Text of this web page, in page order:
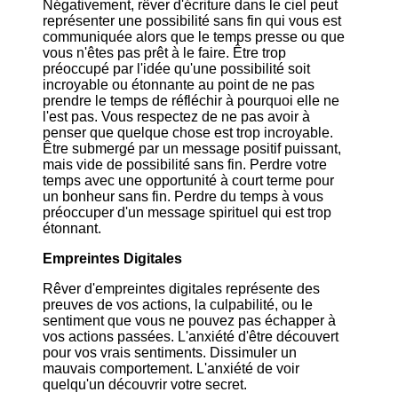
Négativement, rêver d'écriture dans le ciel peut
représenter une possibilité sans fin qui vous est
communiquée alors que le temps presse ou que
vous n'êtes pas prêt à le faire. Être trop
préoccupé par l'idée qu'une possibilité soit
incroyable ou étonnante au point de ne pas
prendre le temps de réfléchir à pourquoi elle ne
l'est pas. Vous respectez de ne pas avoir à
penser que quelque chose est trop incroyable.
Être submergé par un message positif puissant,
mais vide de possibilité sans fin. Perdre votre
temps avec une opportunité à court terme pour
un bonheur sans fin. Perdre du temps à vous
préoccuper d'un message spirituel qui est trop
étonnant.
Empreintes Digitales
Rêver d'empreintes digitales représente des
preuves de vos actions, la culpabilité, ou le
sentiment que vous ne pouvez pas échapper à
vos actions passées. L'anxiété d'être découvert
pour vos vrais sentiments. Dissimuler un
mauvais comportement. L'anxiété de voir
quelqu'un découvrir votre secret.